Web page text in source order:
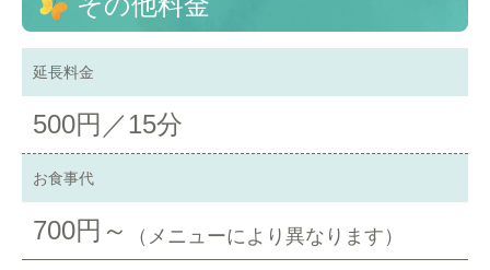
延長料金
500円／15分
お食事代
700円～ （メニューにより異なります）